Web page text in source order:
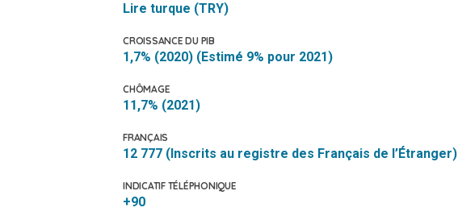
Lire turque (TRY)
CROISSANCE DU PIB
1,7% (2020) (Estimé 9% pour 2021)
CHÔMAGE
11,7% (2021)
FRANÇAIS
12 777 (Inscrits au registre des Français de l’Étranger)
INDICATIF TÉLÉPHONIQUE
+90